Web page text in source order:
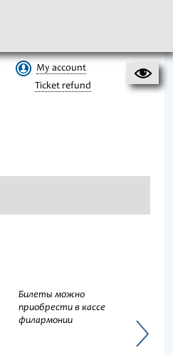
My account
Ticket refund
Билеты можно
приобрести в кассе
филармонии